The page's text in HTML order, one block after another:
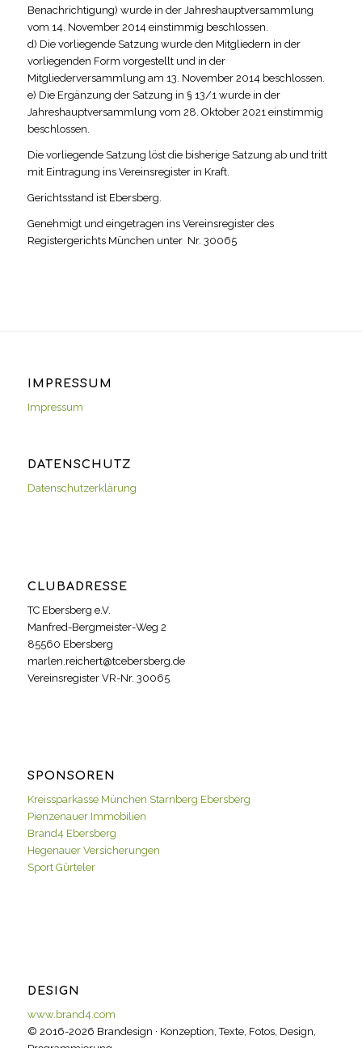
Benachrichtigung) wurde in der Jahreshauptversammlung
vom 14. November 2014 einstimmig beschlossen.
d) Die vorliegende Satzung wurde den Mitgliedern in der
vorliegenden Form vorgestellt und in der
Mitgliederversammlung am 13. November 2014 beschlossen.
e) Die Ergänzung der Satzung in § 13/1 wurde in der
Jahreshauptversammlung vom 28. Oktober 2021 einstimmig
beschlossen.
Die vorliegende Satzung löst die bisherige Satzung ab und tritt
mit Eintragung ins Vereinsregister in Kraft.
Gerichtsstand ist Ebersberg.
Genehmigt und eingetragen ins Vereinsregister des
Registergerichts München unter Nr. 30065
IMPRESSUM
Impressum
DATENSCHUTZ
Datenschutzerklärung
CLUBADRESSE
TC Ebersberg e.V.
Manfred-Bergmeister-Weg 2
85560 Ebersberg
marlen.reichert@tcebersberg.de
Vereinsregister VR-Nr. 30065
SPONSOREN
Kreissparkasse München Starnberg Ebersberg
Pienzenauer Immobilien
Brand4 Ebersberg
Hegenauer Versicherungen
Sport Gürteler
DESIGN
www.brand4.com
© 2016-2026 Brandesign · Konzeption, Texte, Fotos, Design,